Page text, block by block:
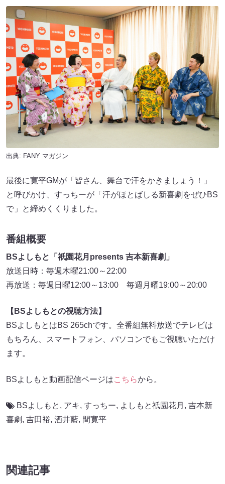
出典: FANY マガジン
最後に寛平GMが「皆さん、舞台で汗をかきましょう！」
と呼びかけ、すっちーが「汗がほとばしる新喜劇をぜひBS
で」と締めくくりました。
番組概要
BSよしもと「祇園花月presents 吉本新喜劇」
放送日時：毎週木曜21:00～22:00
再放送：毎週日曜12:00～13:00 毎週月曜19:00～20:00
【BSよしもとの視聴方法】
BSよしもとはBS 265chです。全番組無料放送でテレビは
もちろん、スマートフォン、パソコンでもご視聴いただけ
ます。
BSよしもと動画配信ページはこちらから。
BSよしもと , アキ, すっちー, よしもと祇園花月 , 吉本新
喜劇 , 吉田裕, 酒井藍, 間寛平
関連記事